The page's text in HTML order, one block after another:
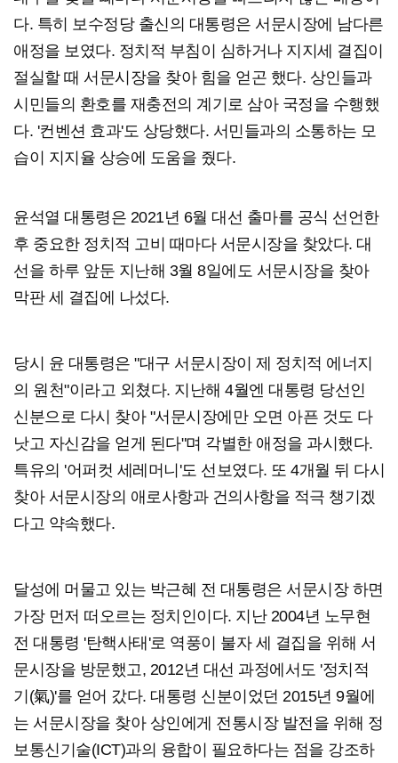
다. 특히 보수정당 출신의 대통령은 서문시장에 남다른
애정을 보였다. 정치적 부침이 심하거나 지지세 결집이
절실할 때 서문시장을 찾아 힘을 얻곤 했다. 상인들과
시민들의 환호를 재충전의 계기로 삼아 국정을 수행했
다. '컨벤션 효과'도 상당했다. 서민들과의 소통하는 모
습이 지지율 상승에 도움을 줬다.
윤석열 대통령은 2021년 6월 대선 출마를 공식 선언한
후 중요한 정치적 고비 때마다 서문시장을 찾았다. 대
선을 하루 앞둔 지난해 3월 8일에도 서문시장을 찾아
막판 세 결집에 나섰다.
당시 윤 대통령은 "대구 서문시장이 제 정치적 에너지
의 원천"이라고 외쳤다. 지난해 4월엔 대통령 당선인
신분으로 다시 찾아 "서문시장에만 오면 아픈 것도 다
낫고 자신감을 얻게 된다"며 각별한 애정을 과시했다.
특유의 '어퍼컷 세레머니'도 선보였다. 또 4개월 뒤 다시
찾아 서문시장의 애로사항과 건의사항을 적극 챙기겠
다고 약속했다.
달성에 머물고 있는 박근혜 전 대통령은 서문시장 하면
가장 먼저 떠오르는 정치인이다. 지난 2004년 노무현
전 대통령 '탄핵사태'로 역풍이 불자 세 결집을 위해 서
문시장을 방문했고, 2012년 대선 과정에서도 '정치적
기(氣)'를 얻어 갔다. 대통령 신분이었던 2015년 9월에
는 서문시장을 찾아 상인에게 전통시장 발전을 위해 정
보통신기술(ICT)과의 융합이 필요하다는 점을 강조하